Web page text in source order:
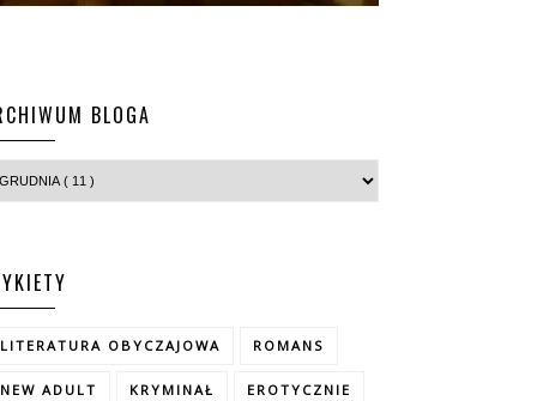
BLOGA
LITERATURA OBYCZAJOWA ROMANS
NEW ADULT KRYMINAŁ EROTYCZNIE